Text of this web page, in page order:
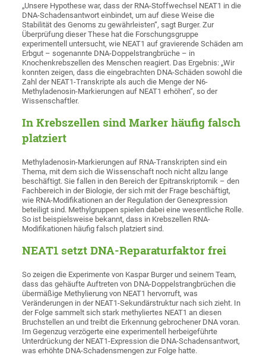
„Unsere Hypothese war, dass der RNA-Stoffwechsel NEAT1 in die
DNA-Schadensantwort einbindet, um auf diese Weise die
Stabilität des Genoms zu gewährleisten“, sagt Burger. Zur
Überprüfung dieser These hat die Forschungsgruppe
experimentell untersucht, wie NEAT1 auf gravierende Schäden am
Erbgut – sogenannte DNA-Doppelstrangbrüche – in
Knochenkrebszellen des Menschen reagiert. Das Ergebnis: „Wir
konnten zeigen, dass die eingebrachten DNA-Schäden sowohl die
Zahl der NEAT1-Transkripte als auch die Menge der N6-
Methyladenosin-Markierungen auf NEAT1 erhöhen“, so der
Wissenschaftler.
In Krebszellen sind Marker häufig falsch
platziert
Methyladenosin-Markierungen auf RNA-Transkripten sind ein
Thema, mit dem sich die Wissenschaft noch nicht allzu lange
beschäftigt. Sie fallen in den Bereich der Epitranskriptomik – den
Fachbereich in der Biologie, der sich mit der Frage beschäftigt,
wie RNA-Modifikationen an der Regulation der Genexpression
beteiligt sind. Methylgruppen spielen dabei eine wesentliche Rolle.
So ist beispielsweise bekannt, dass in Krebszellen RNA-
Modifikationen häufig falsch platziert sind.
NEAT1 setzt DNA-Reparaturfaktor frei
So zeigen die Experimente von Kaspar Burger und seinem Team,
dass das gehäufte Auftreten von DNA-Doppelstrangbrüchen die
übermäßige Methylierung von NEAT1 hervorruft, was
Veränderungen in der NEAT1-Sekundärstruktur nach sich zieht. In
der Folge sammelt sich stark methyliertes NEAT1 an diesen
Bruchstellen an und treibt die Erkennung gebrochener DNA voran.
Im Gegenzug verzögerte eine experimentell herbeigeführte
Unterdrückung der NEAT1-Expression die DNA-Schadensantwort,
was erhöhte DNA-Schadensmengen zur Folge hatte.